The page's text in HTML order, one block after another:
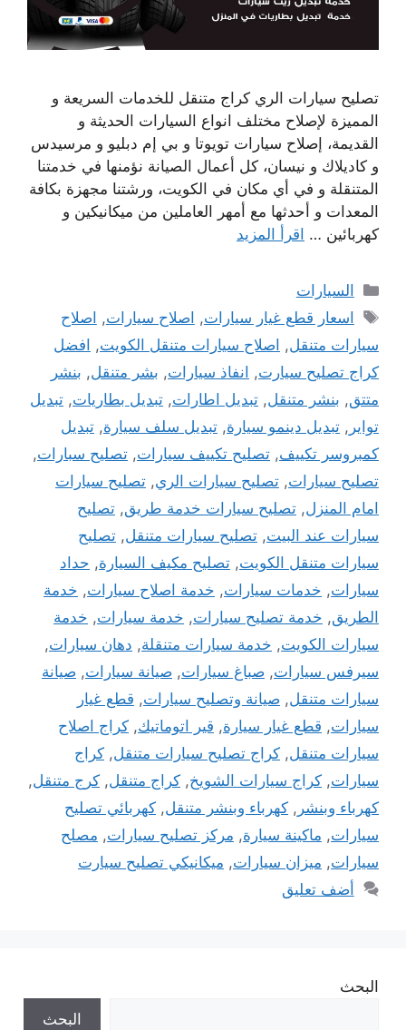
تصليح سيارات الري كراج متنقل للخدمات السريعة و
المميزة لإصلاح مختلف انواع السيارات الحديثة و
القديمة، إصلاح سيارات تويوتا و بي إم دبليو و مرسيدس
و كاديلاك و نيسان، كل أعمال الصيانة نؤمنها في خدمتنا
المتنقلة و في أي مكان في الكويت، ورشتنا مجهزة بكافة
المعدات و أحدثها مع أمهر العاملين من ميكانيكين و
كهربائين … اقرأ المزيد
التصنيفات
السيارات
الوسوم
اسعار قطع غيار سيارات, اصلاح سيارات, اصلاح
سيارات متنقل, اصلاح سيارات متنقل الكويت, افضل
كراج تصليح سيارت, انفاذ سيارات, بشر متنقل, بنشر
متتق, بنشر متنقل, تبديل اطارات, تبديل بطاريات, تبديل
تواير , تبديل دينمو سيارة, تبديل سلف سيارة, تبديل
كمبروسر تكييف, تصليح تكييف سيارات, تصليح سبارات,
تصليح سيارات, تصليح سيارات الري, تصليح سيارات
امام المنزل, تصليح سيارات خدمة طريق, تصليح
سيارات عند البيت, تصليح سيارات متنقل, تصليح
سيارات متنقل الكويت, تصليح مكيف السيارة, حداد
سيارات, خدمات سيارات, خدمة اصلاح سيارات, خدمة
الطريق, خدمة تصليح سيارات, خدمة سيارات, خدمة
سيارات الكويت, خدمة سيارات متنقلة, دهان سيارات,
سيرفس سيارات, صباغ سيارات, صيانة سيارات, صيانة
سيارات متنقل, صيانة وتصليح سيارات, قطع غيار
سيارات, قطع غيار سيارة, قير اتوماتيك, كراج اصلاح
سيارات متنقل, كراج تصليح سيارات متنقل, كراج
سيارات, كراج سيارات الشويخ, كراج متنقل, كرج متنقل,
كهرباء وبنشر , كهرباء وبنشر متنقل, كهربائي تصليح
سيارات, ماكينة سيارة, مركز تصليح سيارات, مصلح
سيارات, ميزان سيارات, ميكانيكي تصليح سيارت
أضف تعليق
البحث
البحث